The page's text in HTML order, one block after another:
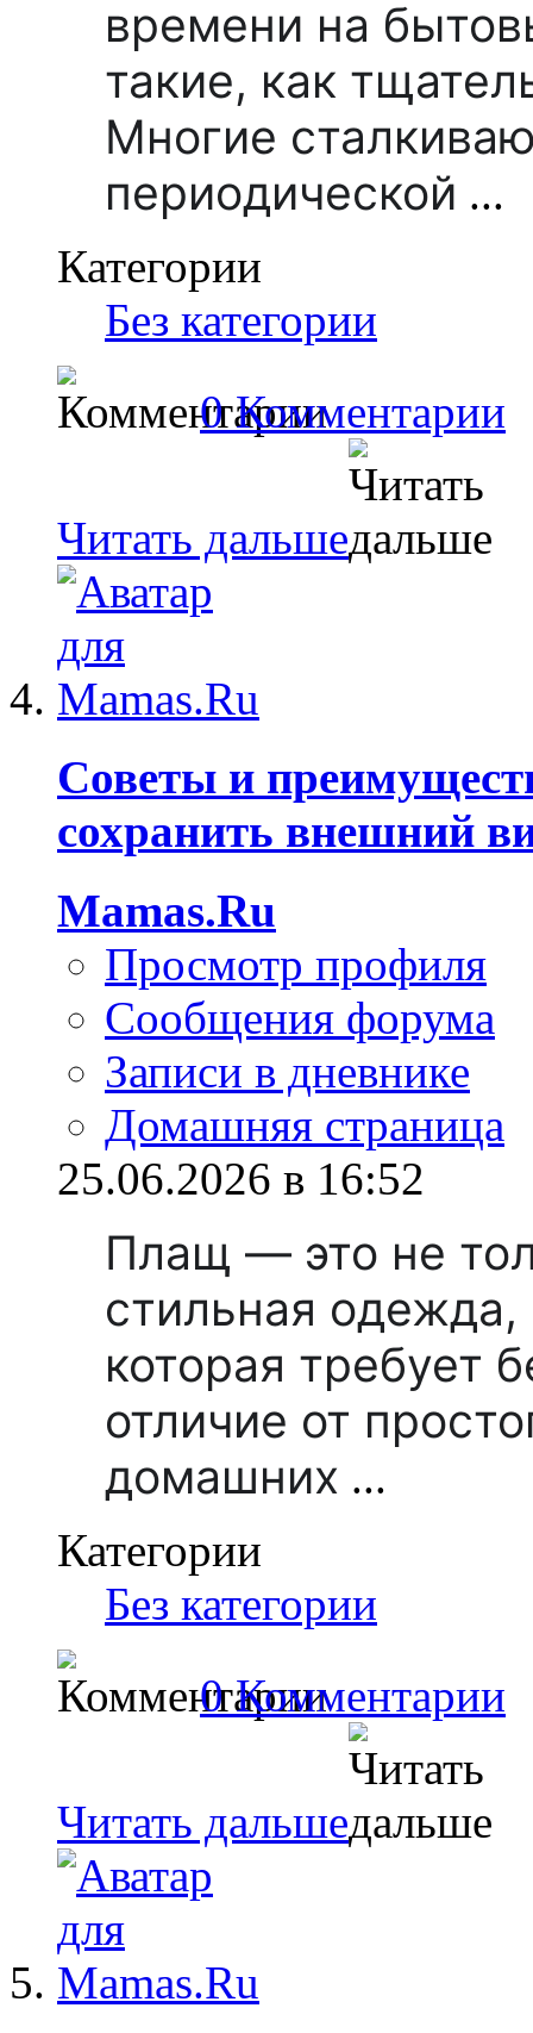
времени на
такие, как
Многие
периодической ...
Категории
Без категории
0 Комментарии
Читать дальше
Советы и
сохранить внешний
Mamas.Ru
Просмотр профиля
Сообщения форума
Записи в дневнике
Домашняя страница
25.06.2026 в 16:52
Плащ — это не
стильная одежда,
которая требует
отличие от
домашних ...
Категории
Без категории
0 Комментарии
Читать дальше